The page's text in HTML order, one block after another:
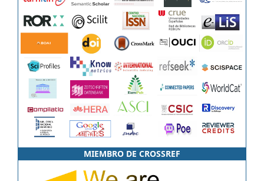
MIEMBRO DE CROSSREF